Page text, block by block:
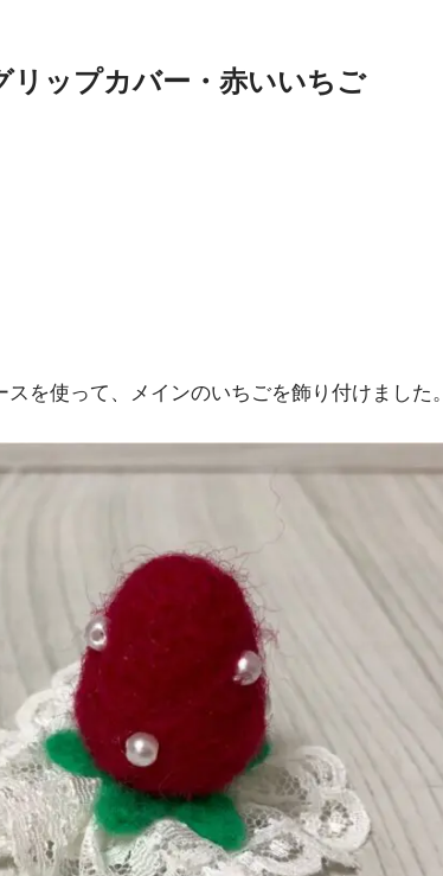
リップカバー・赤いいちご
を使って、メインのいちごを飾り付けました。